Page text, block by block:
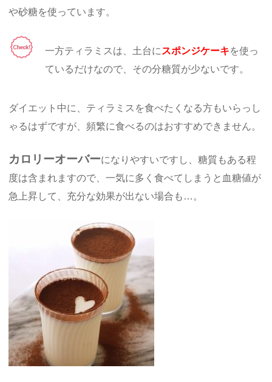
や砂糖を使っています。
一方ティラミスは、土台に スポンジケーキを使っ
ているだけなので、その分糖質が少ないです。
ダイエット中に、ティラミスを食べたくなる方もいらっし
ゃるはずですが、頻繁に食べるのはおすすめできません。
カロリーオーバーになりやすいですし、糖質もある程
度は含まれますので、一気に多く食べてしまうと血糖値が
急上昇して、充分な効果が出ない場合も…。